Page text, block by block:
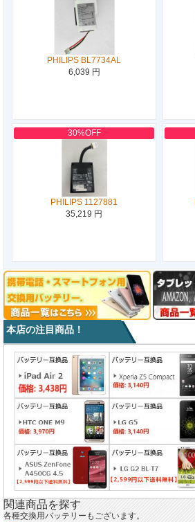
PHILIPS BL7734AL
6,039 円
30%OFF
PHILIPS 1127881
35,219 円
本店の注目商品！
関連商品を探す
各種交換用バッテリーもございます。